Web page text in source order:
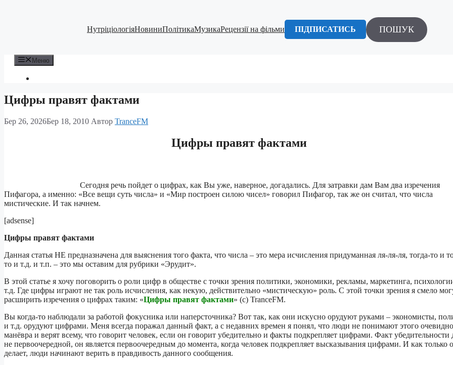
НутріціологіяНовиниПолітикаМузикаРецензії на фільми ПІДПИСАТИСЬ ПОШУК
Меню
Цифры правят фактами
Бер 26, 2026Бер 18, 2010 Автор TranceFM
Цифры правят фактами
Сегодня речь пойдет о цифрах, как Вы уже, наверное, догадались. Для затравки дам Вам два изречения
Пифагора, а именно: «Все вещи суть числа» и «Мир построен силою чисел» говорил Пифагор, так же он считал, что числа
мистические. И так начнем.
[adsense]
Цифры правят фактами
Данная статья НЕ предназначена для выяснения того факта, что числа – это мера исчисления придуманная ля-ля-ля, тогда-то и
то и т.д. и т.п. – это мы оставим для рубрики «Эрудит».
В этой статье я хочу поговорить о роли цифр в обществе с точки зрения политики, экономики, рекламы, маркетинга,
т.д. Где цифры играют не так роль исчисления, как некую, действительно «мистическую» роль. С этой точки зрения я смело
расширить изречения о цифрах таким: «Цифры правят фактами» (с) TranceFM.
Вы когда-то наблюдали за работой фокусника или наперсточника? Вот так, как они искусно орудуют руками – экономисты,
и т.д. орудуют цифрами. Меня всегда поражал данный факт, а с недавних времен я понял, что люди не понимают этого
манёвра и верят всему, что говорит человек, если он говорит убедительно и факты подкрепляет цифрами. Факт убедительности
не первоочередной, он является первоочередным до момента, когда человек подкрепляет высказывания цифрами. И как только
делает, люди начинают верить в правдивость данного сообщения.